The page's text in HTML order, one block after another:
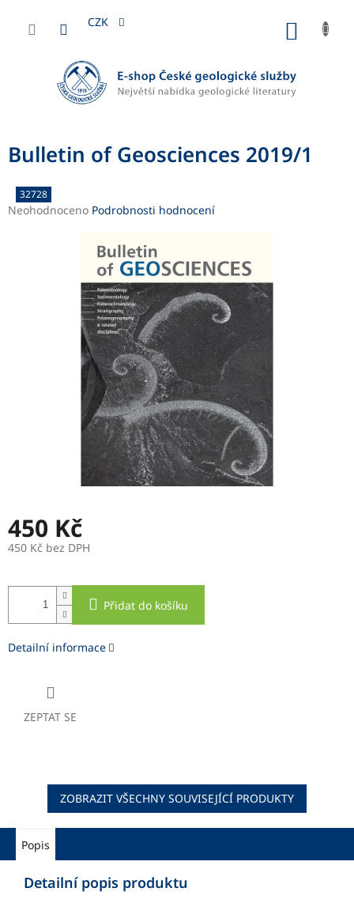
obsah
CZK
Bulletin of Geosciences 2019/1
32728
Průměrné
Neohodnoceno Podrobnosti hodnocení
450 Kč
450 Kč bez DPH
cena:
Přidat do košíku
Detailní informace
ZEPTAT SE
ZOBRAZIT VŠECHNY SOUVISEJÍCÍ PRODUKTY
Popis
Detailní popis produktu